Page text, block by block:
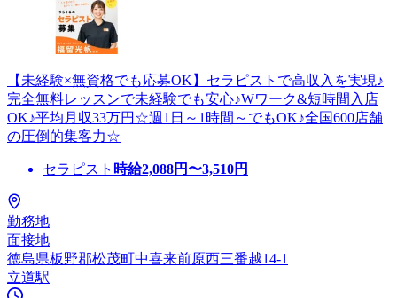
【未経験×無資格でも応募OK】セラピストで高収入を実現♪
完全無料レッスンで未経験でも安心♪Wワーク&短時間入店
OK♪平均月収33万円☆週1日～1時間～でもOK♪全国600店舗
の圧倒的集客力☆
セラピスト 時給2,088円〜3,510円
勤務地
面接地
徳島県板野郡松茂町中喜来前原西三番越14-1
立道駅